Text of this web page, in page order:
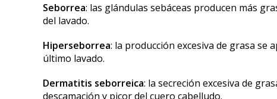
Seborrea: las glándulas sebáceas producen más
del lavado.
Hiperseborrea: la producción excesiva de grasa se
último lavado.
Dermatitis seborreica: la secreción excesiva de
descamación y picor del cuero cabelludo.